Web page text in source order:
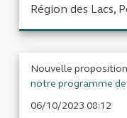
Région des Lacs,
Nouvelle
notre programme
06/10/2023 08:12